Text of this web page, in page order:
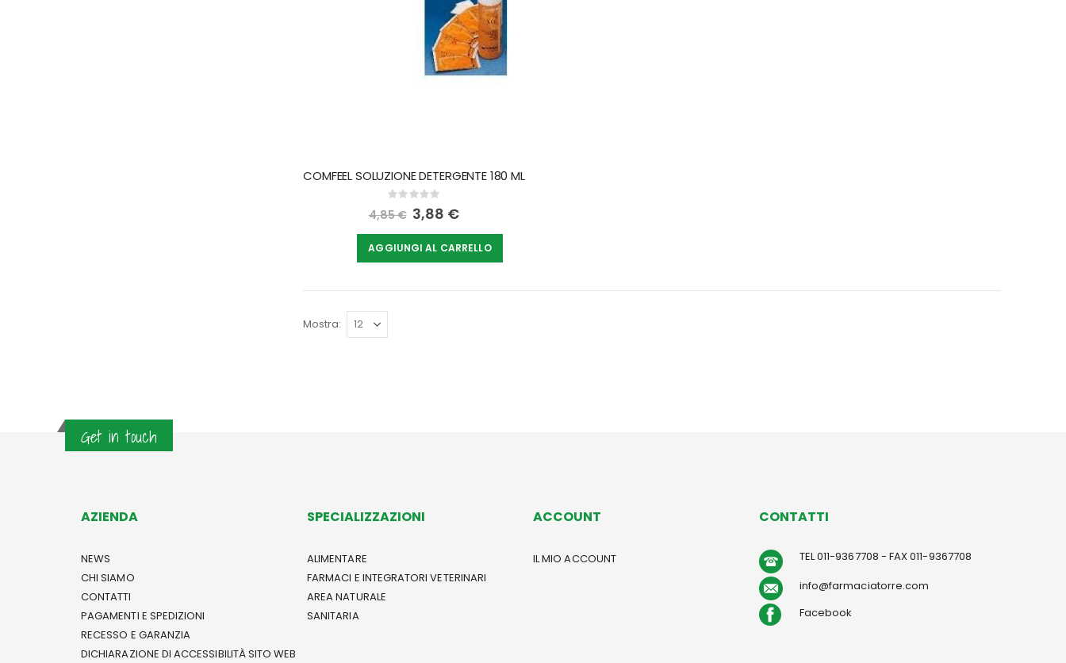
COMFEEL SOLUZIONE DETERGENTE 180 ML
Rating:
0%
4,85 € Special
Price
3,88 €
AGGIUNGI AL CARRELLO
Mostra
Get in touch
AZIENDA
NEWS
CHI SIAMO
CONTATTI
PAGAMENTI E SPEDIZIONI
RECESSO E GARANZIA
DICHIARAZIONE DI ACCESSIBILITÀ SITO WEB
SPECIALIZZAZIONI
ALIMENTARE
FARMACI E INTEGRATORI VETERINARI
AREA NATURALE
SANITARIA
ACCOUNT
IL MIO ACCOUNT
CONTATTI
TEL 011-9367708 - FAX 011-9367708
info@farmaciatorre.com
Facebook